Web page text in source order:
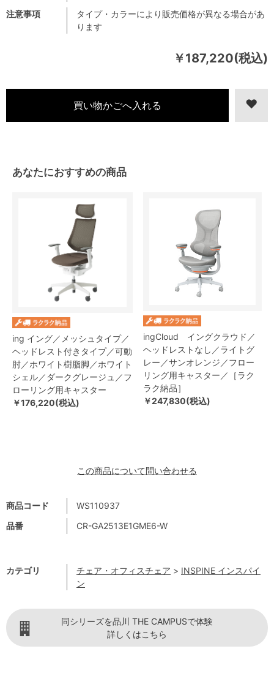
￥187,220(税込)
商品コード
WS110937
品番
CR-GA2513E1GME6-W
カテゴリ チェア・オフィスチェア > INSPINE インスパイ
ン
注意事項
タイプ・カラーにより販売価格が異なる場合があ
ります
あなたにおすすめの商品
ing イング／メッシュタイプ／
ヘッドレスト付きタイプ／可動
肘／ホワイト樹脂脚／ホワイト
シェル／ダークグレージュ／フ
ローリング用キャスター
￥176,220(税込)
ingCloud イングクラウド／
ヘッドレストなし／ライトグ
レー／サンオレンジ／フロー
リング用キャスター／［ラク
ラク納品］
￥247,830(税込)
この商品について問い合わせる
同シリーズを品川 THE CAMPUSで体験
詳しくはこちら